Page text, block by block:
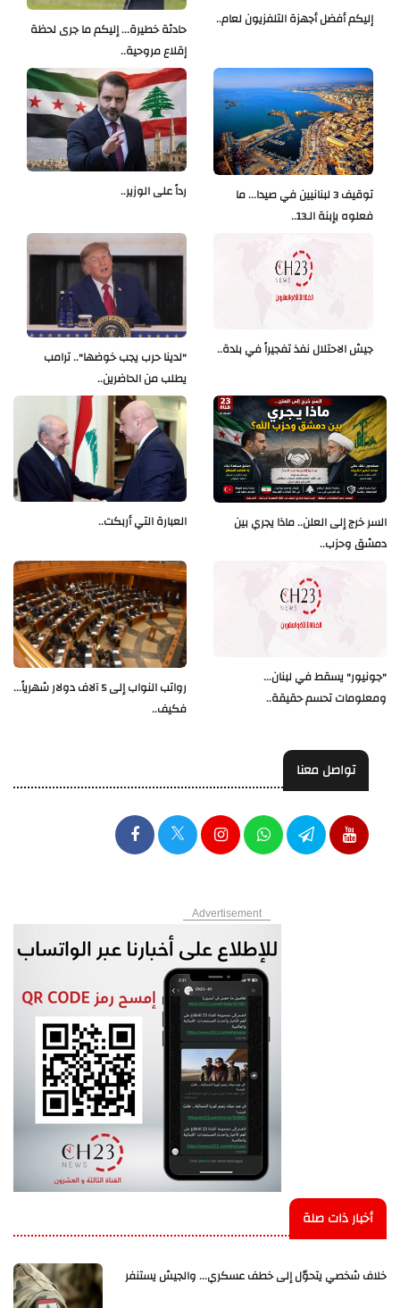
حادثة خطيرة... إليكم ما جرى لحظة
إقلاع مروحية..
إليكم أفضل أجهزة التلفزيون لعام..
رداً على الوزير..
توقيف 3 لبنانيين في صيدا... ما
فعلوه بإبنة الـ13..
"لدينا حرب يجب خوضها".. ترامب
يطلب من الحاضرين..
جيش الاحتلال نفذ تفجيراً في بلدة..
العبارة التي أربكت..
السر خرج إلى العلن.. ماذا يجري بين
دمشق وحزب..
رواتب النواب إلى 5 آلاف دولار شهرياً...
فكيف..
"جونيور" يسقط في لبنان...
ومعلومات تحسم حقيقة..
تواصل معنا
Advertisement
أخبار ذات صلة
خلاف شخصي يتحوّل إلى خطف عسكري... والجيش يستنفر